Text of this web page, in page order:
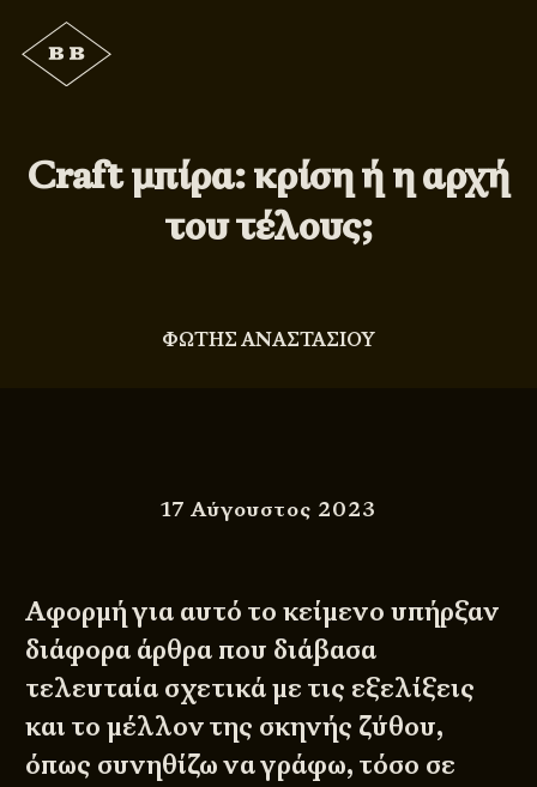
Craft μπίρα: κρίση ή η αρχή
του τέλους;
ΦΩΤΗΣ ΑΝΑΣΤΑΣΙΟΥ
17 Αύγουστος 2023
Αφορμή για αυτό το κείμενο υπήρξαν
διάφορα άρθρα που διάβασα
τελευταία σχετικά με τις εξελίξεις
και το μέλλον της σκηνής ζύθου,
όπως συνηθίζω να γράφω, τόσο σε